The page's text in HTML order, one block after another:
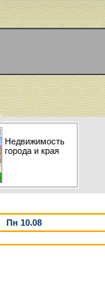
Недвижимость
города и края
Пн 10.08